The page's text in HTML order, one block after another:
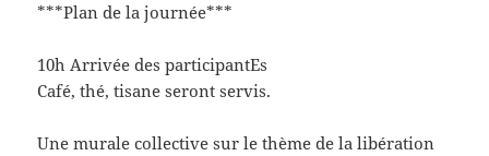
***Plan de la journée***
10h Arrivée des participantEs
Café, thé, tisane seront servis.
Une murale collective sur le thème de la libération